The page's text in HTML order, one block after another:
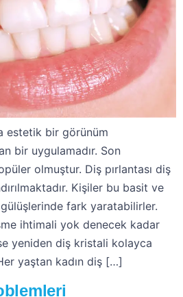
estetik bir görünüm
bir uygulamadır. Son
olmuştur. Diş pırlantası diş
Kişiler bu basit ve
gülüşlerinde fark yaratabilirler.
ihtimali yok denecek kadar
yeniden diş kristali kolayca
yaştan kadın diş […]